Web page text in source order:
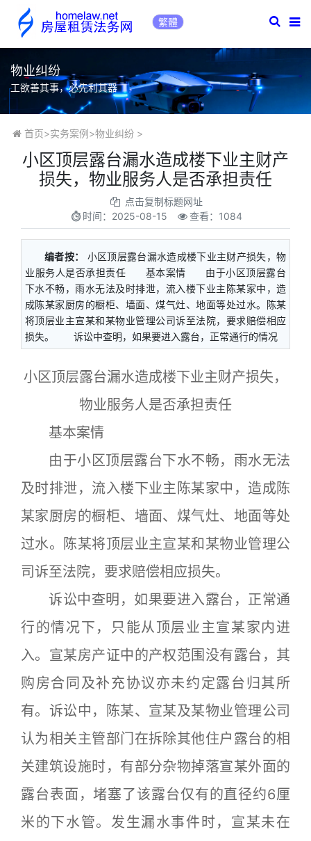
繁體
物业纠纷
工欲善其事，必先利其器
首页>实务案例 >物业纠纷>
​小区顶层露台漏水造成楼下业主财产
损失，物业服务人是否承担责任
点击复制标题网址
时间： 2025-08-15 查看：1084
编者按：
小区顶层露台漏水造成楼下业主财产损失，物
业服务人是否承担责任 基本案情 由于小区顶层露台
下水不畅，雨水无法及时排泄，流入楼下业主陈某家中，造
成陈某家厨房的橱柜、墙面、煤气灶、地面等处过水。陈某
将顶层业主宣某和某物业管理公司诉至法院，要求赔偿相应
损失。 诉讼中查明，如果要进入露台，正常通行的情况
小区顶层露台漏水造成楼下业主财产损失，
物业服务人是否承担责任
基本案情
由于小区顶层露台下水不畅，雨水无法
及时排泄，流入楼下业主陈某家中，造成陈
某家厨房的橱柜、墙面、煤气灶、地面等处
过水。陈某将顶层业主宣某和某物业管理公
司诉至法院，要求赔偿相应损失。
诉讼中查明，如果要进入露台，正常通
行的情况下，只能从顶层业主宣某家内进
入。宣某房产证中的产权范围没有露台，其
购房合同及补充协议亦未约定露台归其所
有。诉讼中，陈某、宣某及某物业管理公司
认为相关主管部门在拆除其他住户露台的相
关建筑设施时，有部分杂物掉落宣某外面的
露台表面，堵塞了该露台仅有的直径约6厘
米的下水管。发生漏水事件时，宣某未在